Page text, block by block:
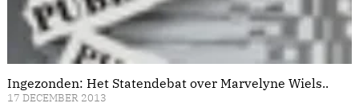
Ingezonden: Het Statendebat over Marvelyne Wiels..
17 DECEMBER 2013